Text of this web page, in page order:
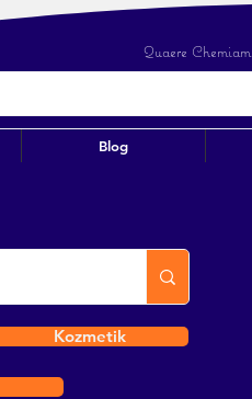
Quaere Chemiam
Blog
Kozmetik